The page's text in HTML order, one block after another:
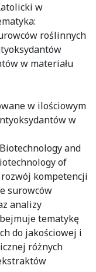
w
roślinnych
w materiału
w ilościowym
w
and
of
kompetencji
surowców
analizy
tematykę
do jakościowej i
różnych